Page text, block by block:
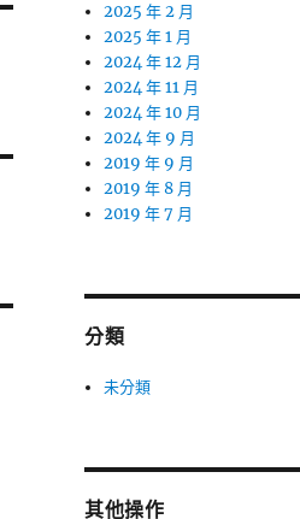
2025 年 2 月
2025 年 1 月
2024 年 12 月
2024 年 11 月
2024 年 10 月
2024 年 9 月
2019 年 9 月
2019 年 8 月
2019 年 7 月
分類
未分類
其他操作